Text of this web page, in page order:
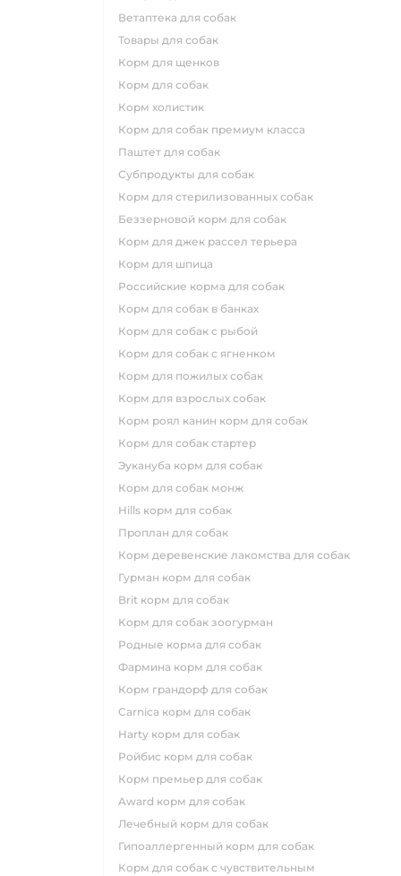
ветаптека для собак
товары для собак
корм для щенков
корм для собак
корм холистик
корм для собак премиум класса
паштет для собак
субпродукты для собак
корм для стерилизованных собак
беззерновой корм для собак
корм для джек рассел терьера
корм для шпица
российские корма для собак
корм для собак в банках
корм для собак с рыбой
корм для собак с ягненком
корм для пожилых собак
корм для взрослых собак
корм роял канин корм для собак
корм для собак стартер
эукануба корм для собак
корм для собак монж
hills корм для собак
проплан для собак
корм деревенские лакомства для собак
гурман корм для собак
brit корм для собак
корм для собак зоогурман
родные корма для собак
фармина корм для собак
корм грандорф для собак
carnica корм для собак
harty корм для собак
ройбис корм для собак
корм премьер для собак
award корм для собак
лечебный корм для собак
гипоаллергенный корм для собак
корм для собак с чувствительным